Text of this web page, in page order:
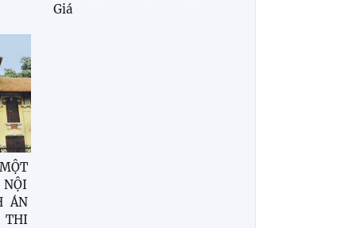
Giá
NỘI
ÁN
THI